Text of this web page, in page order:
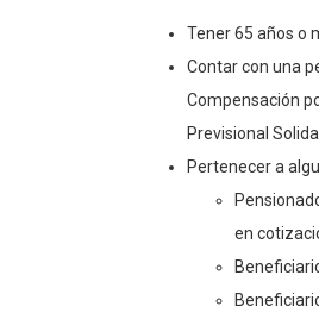
Tener 65 años o
Contar con una
Compensación
Previsional
Pertenecer a
en